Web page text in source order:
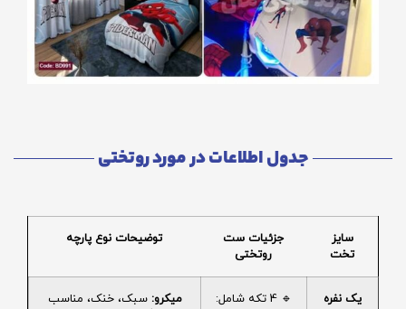
جدول اطلاعات در مورد روتختی
سایز
تخت
جزئیات ست
روتختی
توضیحات نوع پارچه
یک نفره
🔹 4 تکه شامل:
میکرو: سبک، خنک، مناسب